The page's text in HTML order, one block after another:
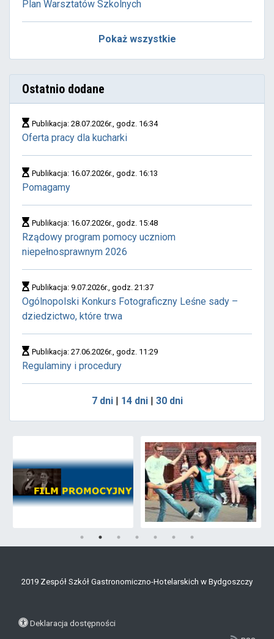
Plan Warsztatów Szkolnych
Pokaż wszystkie
Ostatnio dodane
Publikacja: 28.07.2026r., godz. 16:34
Oferta pracy dla kucharki
Publikacja: 16.07.2026r., godz. 16:13
Pomagamy
Publikacja: 16.07.2026r., godz. 15:48
Rządowy program pomocy uczniom
niepełnosprawnym 2026
Publikacja: 9.07.2026r., godz. 21:37
Ogólnopolski Konkurs Fotograficzny Leśne sady –
dziedzictwo, które trwa
Publikacja: 27.06.2026r., godz. 11:29
Regulaminy i procedury
7 dni| 14 dni| 30 dni
2019 Zespół Szkół Gastronomiczno-Hotelarskich w Bydgoszczy
Deklaracja dostępności